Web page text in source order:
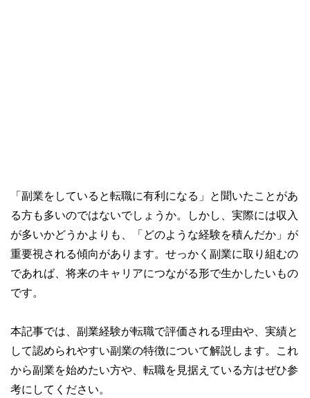
「副業をしていると転職に有利になる」と聞いたことがあ
る方も多いのではないでしょうか。しかし、実際には収入
が多いかどうかよりも、「どのような経験を積んだか」が
重要視される傾向があります。せっかく副業に取り組むの
であれば、将来のキャリアにつながる形で生かしたいもの
です。
本記事では、副業経験が転職で評価される理由や、実績と
して認められやすい副業の特徴について解説します。これ
から副業を始めたい方や、転職を見据えている方はぜひ参
考にしてください。